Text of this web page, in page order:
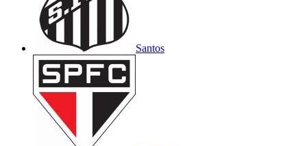
Santos